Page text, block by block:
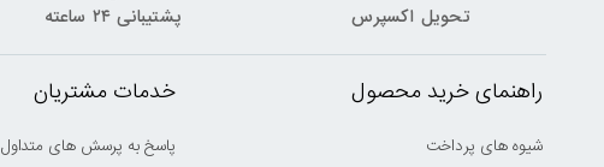
تحویل اکسپرس پشتیبانی ۲۴ ساعته
راهنمای خرید محصول
شیوه های پرداخت
خدمات مشتریان
پاسخ به پرسش های متداول